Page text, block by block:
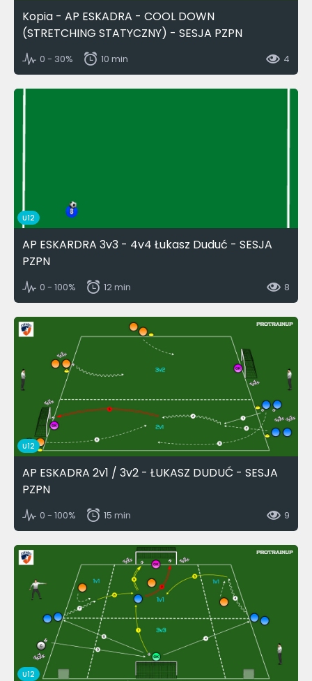
Kopia - AP ESKADRA - COOL DOWN
(STRETCHING STATYCZNY) - SESJA PZPN
0 - 30% 10 min 4
U12
AP ESKARDRA 3v3 - 4v4 Łukasz Duduć - SESJA
PZPN
0 - 100% 12 min 8
U12
AP ESKADRA 2v1 / 3v2 - ŁUKASZ DUDUĆ - SESJA
PZPN
0 - 100% 15 min 9
U12